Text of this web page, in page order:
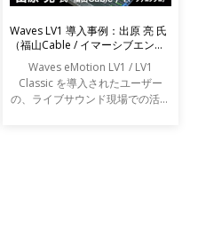
Waves LV1 導入事例：出原 亮 氏
（福山Cable / イマーシブエンジ
Waves eMotion LV1 / LV1
Classic を導入されたユーザー
の、ライブサウンド現場での活用